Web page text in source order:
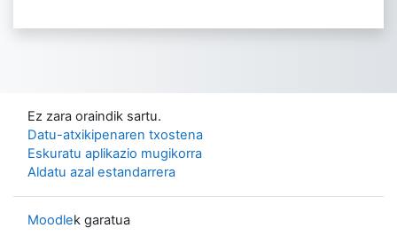
Ez zara oraindik sartu.
Datu-atxikipenaren txostena
Eskuratu aplikazio mugikorra
Aldatu azal estandarrera
Moodlek garatua